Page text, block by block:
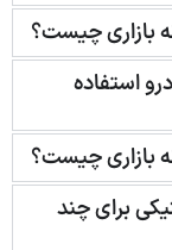
بازاری چیست؟
استفاده
بازاری چیست؟
برای چند